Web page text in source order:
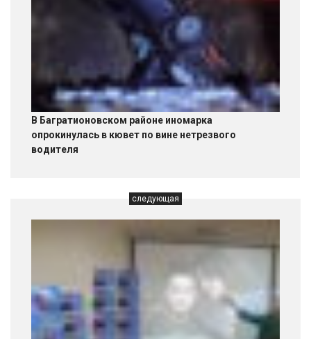
В Багратионовском районе иномарка
опрокинулась в кювет по вине нетрезвого
водителя
следующая